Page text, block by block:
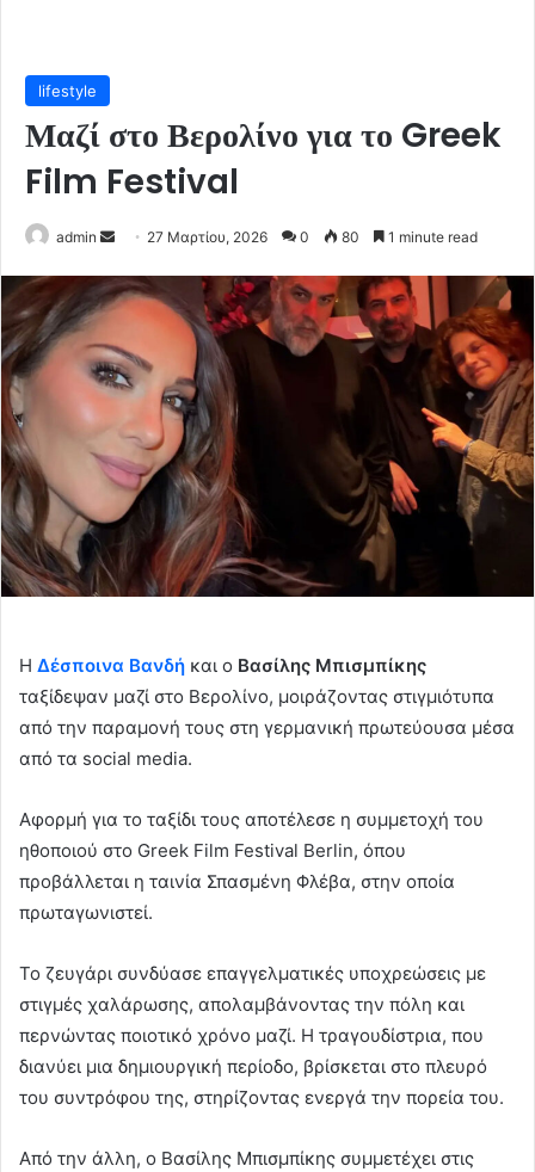
lifestyle
Μαζί στο Βερολίνο για το Greek
Film Festival
admin
Send
email
27 Μαρτίου, 2026 0 80 1 minute read
Η Δέσποινα Βανδή και ο Βασίλης Μπισμπίκης
ταξίδεψαν μαζί στο Βερολίνο, μοιράζοντας στιγμιότυπα
από την παραμονή τους στη γερμανική πρωτεύουσα μέσα
από τα social media.
Αφορμή για το ταξίδι τους αποτέλεσε η συμμετοχή του
ηθοποιού στο Greek Film Festival Berlin, όπου
προβάλλεται η ταινία Σπασμένη Φλέβα, στην οποία
πρωταγωνιστεί.
Το ζευγάρι συνδύασε επαγγελματικές υποχρεώσεις με
στιγμές χαλάρωσης, απολαμβάνοντας την πόλη και
περνώντας ποιοτικό χρόνο μαζί. Η τραγουδίστρια, που
διανύει μια δημιουργική περίοδο, βρίσκεται στο πλευρό
του συντρόφου της, στηρίζοντας ενεργά την πορεία του.
Από την άλλη, ο Βασίλης Μπισμπίκης συμμετέχει στις